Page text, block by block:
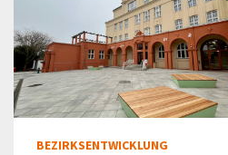
BEZIRKSENTWICKLUNG